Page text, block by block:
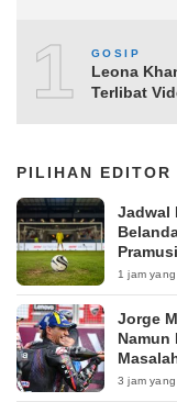
10
GOSIP
Leona
Terlibat
PILIHAN EDITOR
Jadwal
1 jam
Jorge
Namun
3 jam